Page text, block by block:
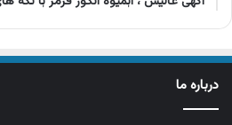
درباره ما